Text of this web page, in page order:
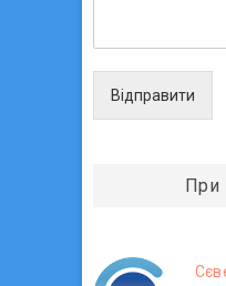
Відправити
При